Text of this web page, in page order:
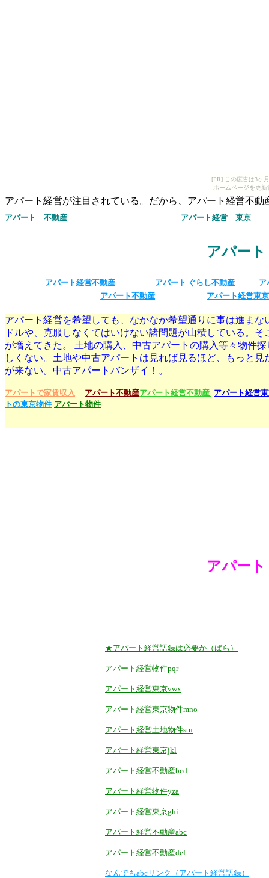
[PR] この広告は3ヶ
ホームページを更
アパート経営が注目されている。だから、アパート経営不
アパート 不動産 アパート経営 東京
アパー
アパート経営不動産 アパート ぐらし不動産
ア
アパート不動産
アパート経営東京
アパート経営を希望しても、なかなか希望通りに事は進ま
ドルや、克服しなくてはいけない諸問題が山積している。
が増えてきた。 土地の購入、中古アパートの購入等々物件
しくない。土地や中古アパートは見れば見るほど、もっと
が来ない。中古アパートバンザイ！。
アパートで家賃収入 アパート不動産アパート経営不動産 アパート経営
トの東京物件 アパート物件
アパー
★アパート経営語録は必要か（ばら）
アパート経営物件pqr
アパート経営東京vwx
アパート経営東京物件mno
アパート経営土地物件stu
アパート経営東京jkl
アパート経営不動産bcd
アパート経営物件yza
アパート経営東京ghi
アパート経営不動産abc
アパート経営不動産def
なんでもabcリンク（アパート経営語録）